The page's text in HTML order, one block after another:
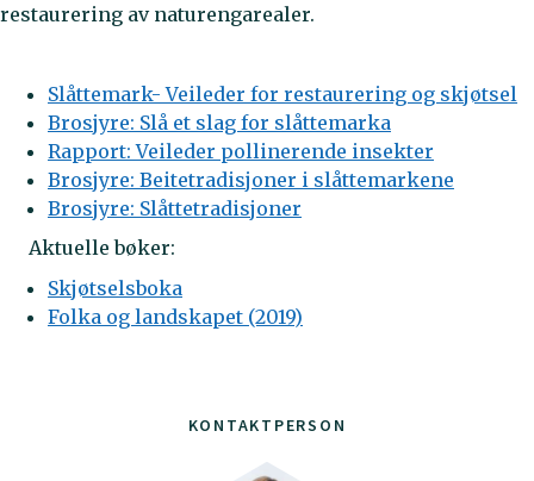
KONTAKTPERSON
restaurering av naturengarealer.
Slåttemark- Veileder for restaurering og skjøtsel
Brosjyre: Slå et slag for slåttemarka
Rapport: Veileder pollinerende insekter
Brosjyre: Beitetradisjoner i slåttemarkene
Brosjyre: Slåttetradisjoner
Aktuelle bøker:
Skjøtselsboka
Folka og landskapet (2019)